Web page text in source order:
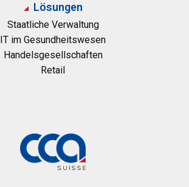
Lösungen
Staatliche Verwaltung
IT im Gesundheitswesen
Handelsgesellschaften
Retail